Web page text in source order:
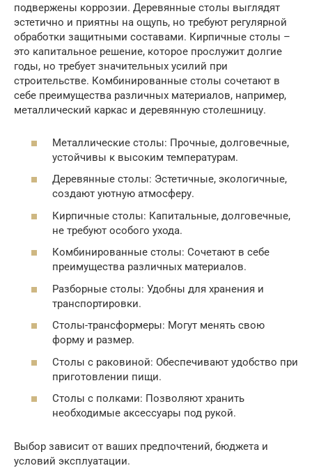
подвержены коррозии. Деревянные столы выглядят
эстетично и приятны на ощупь, но требуют регулярной
обработки защитными составами. Кирпичные столы –
это капитальное решение, которое прослужит долгие
годы, но требует значительных усилий при
строительстве. Комбинированные столы сочетают в
себе преимущества различных материалов, например,
металлический каркас и деревянную столешницу.
Металлические столы: Прочные, долговечные,
устойчивы к высоким температурам.
Деревянные столы: Эстетичные, экологичные,
создают уютную атмосферу.
Кирпичные столы: Капитальные, долговечные,
не требуют особого ухода.
Комбинированные столы: Сочетают в себе
преимущества различных материалов.
Разборные столы: Удобны для хранения и
транспортировки.
Столы-трансформеры: Могут менять свою
форму и размер.
Столы с раковиной: Обеспечивают удобство при
приготовлении пищи.
Столы с полками: Позволяют хранить
необходимые аксессуары под рукой.
Выбор зависит от ваших предпочтений, бюджета и
условий эксплуатации.